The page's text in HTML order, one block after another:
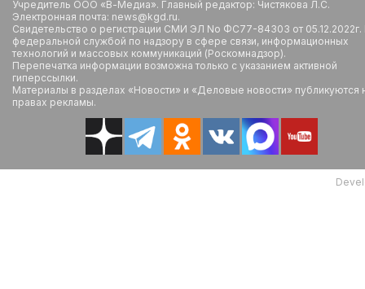
Учредитель ООО «В-Медиа». Главный редактор: Чистякова Л.С.
Электронная почта: news@kgd.ru.
Свидетельство о регистрации СМИ ЭЛ No ФС77-84303 от
федеральной службой по надзору в сфере связи, информационных
технологий и массовых коммуникаций (Роскомнадзор).
Перепечатка информации возможна только с указанием активной
гиперссылки.
Материалы в разделах «Новости» и «Деловые новости» публикуются
правах рекламы.